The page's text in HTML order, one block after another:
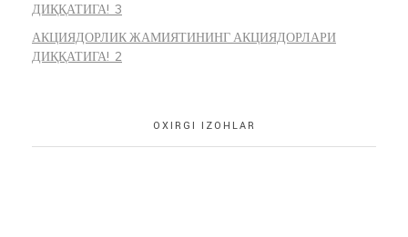
ДИҚҚАТИГА! 3
АКЦИЯДОРЛИК ЖАМИЯТИНИНГ АКЦИЯДОРЛАРИ
ДИҚҚАТИГА! 2
OXIRGI IZOHLAR